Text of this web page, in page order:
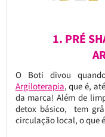
1. PRÉ
O Boti divou
Argiloterapia, que é,
da marca! Além de
detox básico, tem
circulação local, o que